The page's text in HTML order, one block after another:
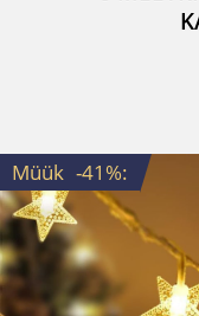
Müük -41%: